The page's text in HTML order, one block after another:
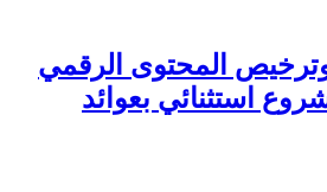
وترخيص المحتوى الرقمي
استثنائي بعوائد